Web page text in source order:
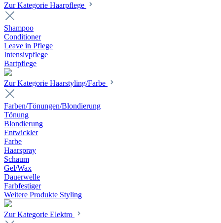
Zur Kategorie Haarpflege
Shampoo
Conditioner
Leave in Pflege
Intensivpflege
Bartpflege
Zur Kategorie Haarstyling/Farbe
Farben/Tönungen/Blondierung
Tönung
Blondierung
Entwickler
Farbe
Haarspray
Schaum
Gel/Wax
Dauerwelle
Farbfestiger
Weitere Produkte Styling
Zur Kategorie Elektro